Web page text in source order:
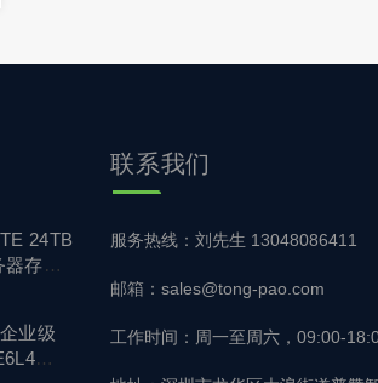
24TB
存储
业级
联系我们
服务热线：刘先生 13048086411
邮箱：sales@tong-pao.com
工作时间：周一至周六，09:00-